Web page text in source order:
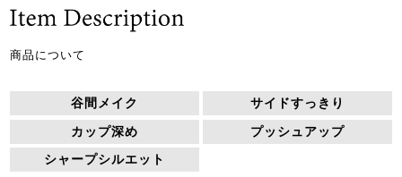
商品について
谷間メイク
サイドすっきり
カップ深め
プッシュアップ
シャープシルエット